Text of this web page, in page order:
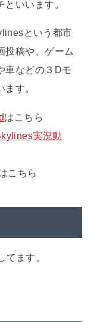
いいます。
という都市
投稿や、ゲーム
車などの３Dモ
す。
はこちら
実況動
こちら
ます。